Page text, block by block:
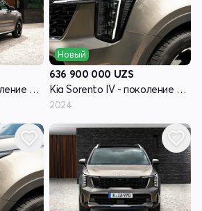
Kia Sorento IV - поколение рестайлинг
Новый
636 900 000 UZS
Kia Sorento IV - поколение рестайлинг
2024